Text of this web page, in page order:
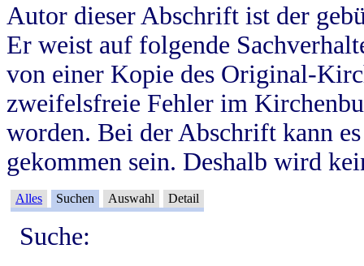
Autor dieser Abschrift ist der
Er weist auf folgende
von einer Kopie des Original-
zweifelsfreie Fehler im
worden. Bei der Abschrift kann
gekommen sein. Deshalb wird
Alles Suchen Auswahl Detail
Suche: